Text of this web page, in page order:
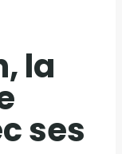
la
ses